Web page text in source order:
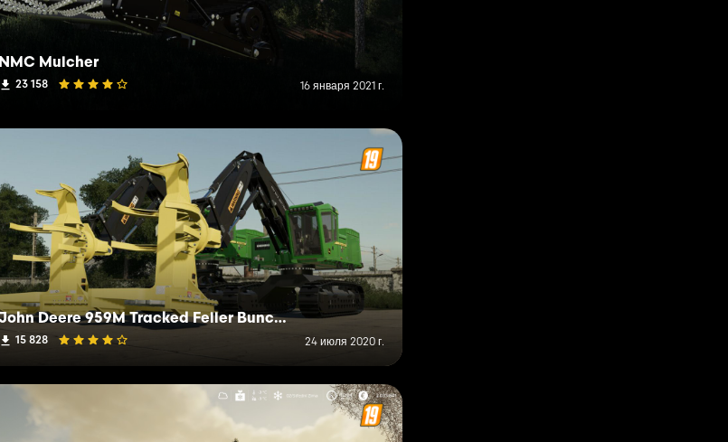
NMC Mulcher
23 158 16 января 2021 г.
John Deere 959M Tracked Feller Buncher
15 828 24 июля 2020 г.